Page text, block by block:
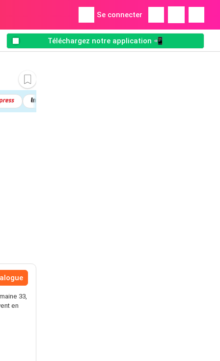
Se connecter
Téléchargez notre application 📲
33,
en